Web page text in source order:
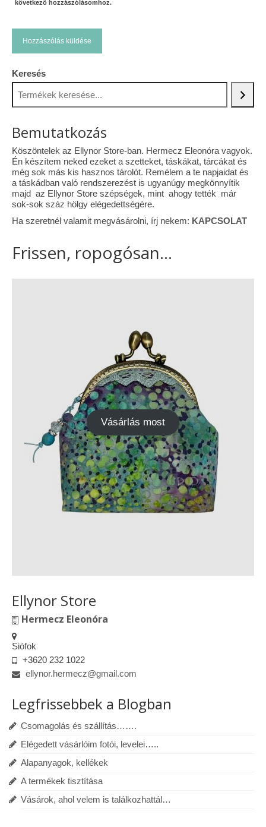
következő hozzászólásomhoz.
Keresés
Bemutatkozás
Köszöntelek az Ellynor Store-ban. Hermecz Eleonóra vagyok.
Én készítem neked ezeket a szetteket, táskákat, tárcákat és
még sok más kis hasznos tárolót. Remélem a te napjaidat és
a táskádban való rendszerezést is ugyanúgy megkönnyítik
majd az Ellynor Store szépségek, mint ahogy tették már
sok-sok száz hölgy elégedettségére.
Ha szeretnél valamit megvásárolni, írj nekem: KAPCSOLAT
Frissen, ropogósan...
Vásárlás most
Ellynor Store
Hermecz Eleonóra
Siófok
+3620 232 1022
ellynor.hermecz@gmail.com
Legfrissebbek a Blogban
Csomagolás és szállítás…….
Elégedett vásárlóim fotói, levelei…..
Alapanyagok, kellékek
A termékek tisztítása
Vásárok, ahol velem is találkozhattál…